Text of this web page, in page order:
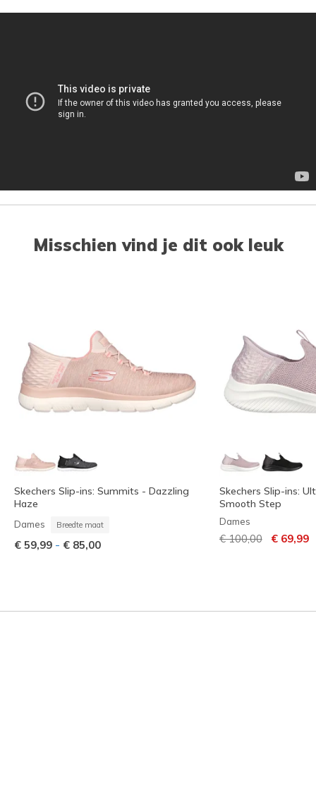
Misschien vind je dit ook leuk
Skechers Slip-ins: Summits - Dazzling
Haze
Dames Breedte maat
€ 59,99 - € 85,00
Skechers Slip-ins:
Smooth Step
Dames
Prijs verlaagd van
€ 100,00naar
€ 69,99